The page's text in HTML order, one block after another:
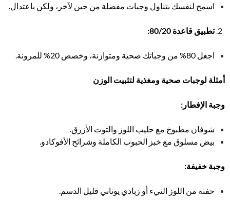
اسمح لنفسك بتناول وجبات مفضلة من حين لآخر، ولكن باعتدال.
تطبيق قاعدة 80/20 :
اجعل 80% من وجباتك صحية ومتوازنة، وخصص 20% للمرونة.
أمثلة لوجبات صحية ومغذية لتثبيت الوزن
وجبة الإفطار :
شوفان مطبوخ مع حليب اللوز والتوت الأزرق.
بيض مسلوق مع خبز الحبوب الكاملة وشرائح الأفوكادو.
وجبة خفيفة:
حفنة من اللوز النيء أو زبادي يوناني قليل الدسم.